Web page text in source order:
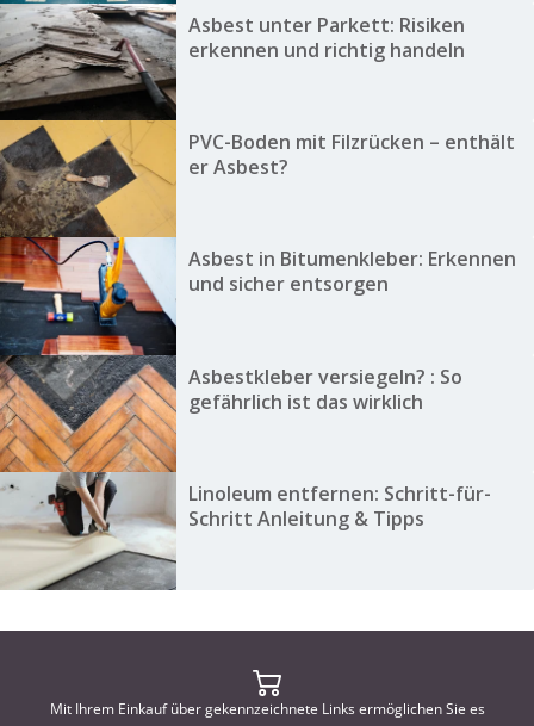
Asbest unter Parkett: Risiken
erkennen und richtig handeln
PVC-Boden mit Filzrücken – enthält
er Asbest?
Asbest in Bitumenkleber: Erkennen
und sicher entsorgen
Asbestkleber versiegeln? : So
gefährlich ist das wirklich
Linoleum entfernen: Schritt-für-
Schritt Anleitung & Tipps
Mit Ihrem Einkauf über gekennzeichnete Links ermöglichen Sie es